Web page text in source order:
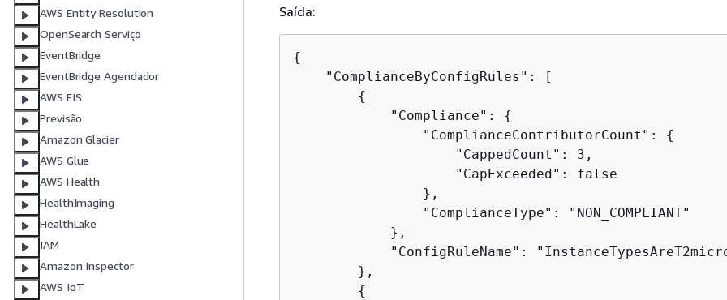
AWS Entity Resolution
OpenSearch Serviço
EventBridge
EventBridge Agendador
AWS FIS
Previsão
Amazon Glacier
AWS Glue
AWS Health
HealthImaging
HealthLake
IAM
Amazon Inspector
AWS IoT
Saída:
{
    "ComplianceByConfigRules": [
{
            "Compliance":
{
                "ComplianceContributorCount":
{
                    "CappedCount": 3,
                    "CapExceeded": false
                },
                "ComplianceType": "NON_COMPLIANT"
            },
"ConfigRuleName":
        },
{